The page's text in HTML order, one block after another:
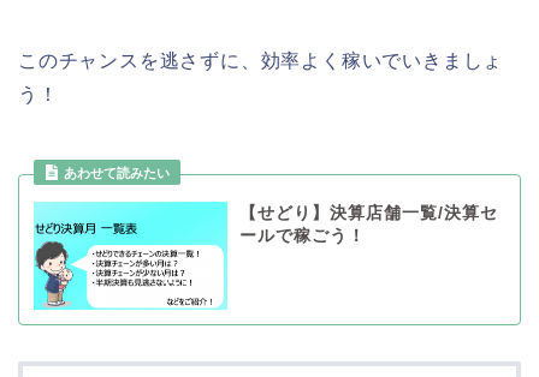
このチャンスを逃さずに、効率よく稼いでいきましょ
う！
【せどり】決算店舗一覧/決算セ
ールで稼ごう！